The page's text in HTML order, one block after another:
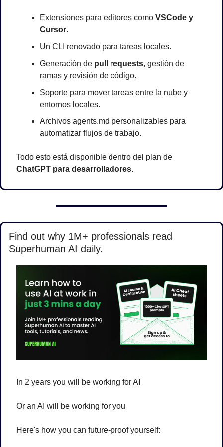
Extensiones para editores como VSCode y
Cursor.
Un CLI renovado para tareas locales.
Generación de pull requests, gestión de
ramas y revisión de código.
Soporte para mover tareas entre la nube y
entornos locales.
Archivos agents.md personalizables para
automatizar flujos de trabajo.
ChatGPT para desarrolladores.
Find out why 1M+ professionals read
Superhuman AI daily.
In 2 years you will be working for AI
Or an AI will be working for you
Here's how you can future-proof yourself: